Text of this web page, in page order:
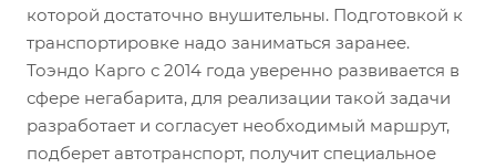
которой достаточно внушительны. Подготовкой к
транспортировке надо заниматься заранее.
Тоэндо Карго с 2014 года уверенно развивается в
сфере негабарита, для реализации такой задачи
разработает и согласует необходимый маршрут,
подберет автотранспорт, получит специальное